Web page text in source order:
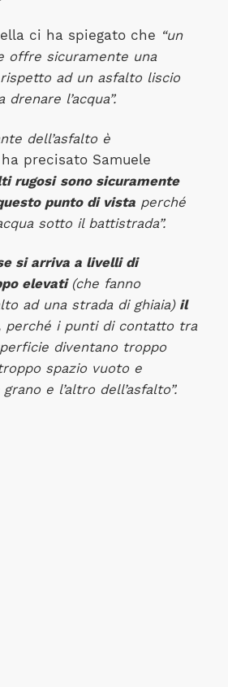
ci ha spiegato che “un
offre sicuramente una
ad un asfalto liscio
l’acqua”.
dell’asfalto è
precisato Samuele
rugosi sono sicuramente
punto di vistaperché
sotto il battistrada”.
si arriva a livelli di
elevati (che fanno
ad una strada di ghiaia)il
perché i punti di contatto tra
diventano troppo
spazio vuoto e
e l’altro dell’asfalto”.